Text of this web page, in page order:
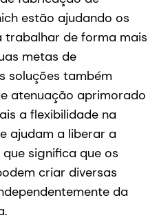
estão ajudando os
trabalhar de forma mais
metas de
soluções também
atenuação aprimorado
a flexibilidade na
ajudam a liberar a
significa que os
criar diversas
da